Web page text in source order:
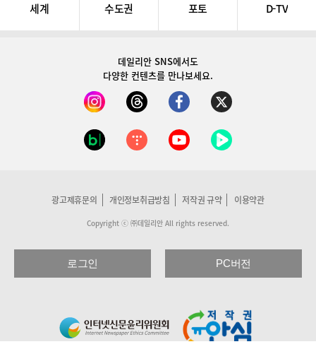
세계 수도권 포토 D-TV
데일리안 SNS에서도
다양한 컨텐츠를 만나보세요.
광고제휴문의 개인정보취급방침 저작권 규약 이용약관
Copyright ⓒ ㈜데일리안 All rights reserved.
로그인 PC버전